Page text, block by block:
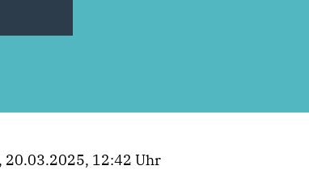
20.03.2025, 12:42 Uhr